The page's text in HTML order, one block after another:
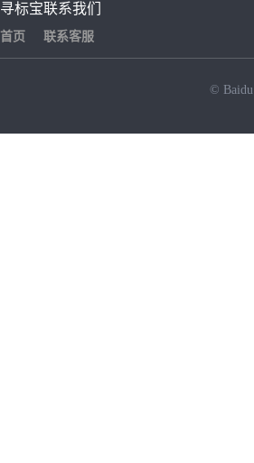
寻标宝
首页
联系我们
联系客服
© Baidu